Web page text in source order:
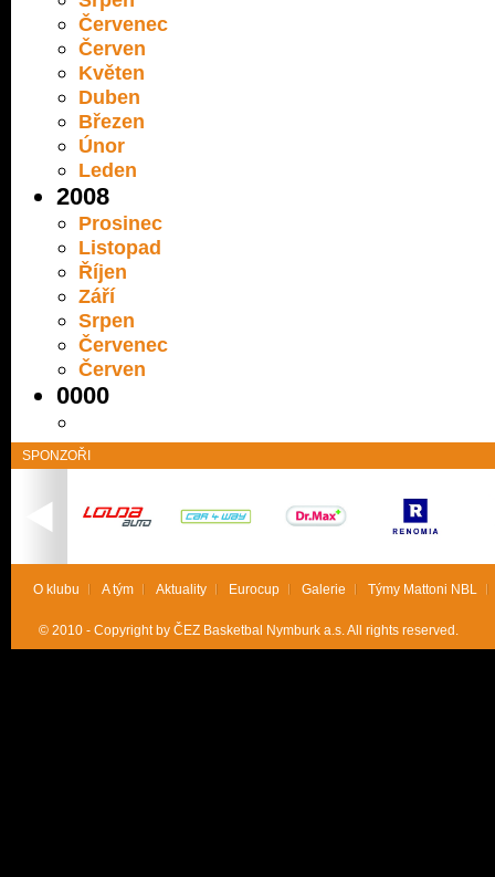
Červenec
Červen
Květen
Duben
Březen
Únor
Leden
2008
Prosinec
Listopad
Říjen
Září
Srpen
Červenec
Červen
0000
SPONZOŘI
O klubu A tým Aktuality Eurocup Galerie Týmy Mattoni NBL
© 2010 - Copyright by ČEZ Basketbal Nymburk a.s. All rights reserved.